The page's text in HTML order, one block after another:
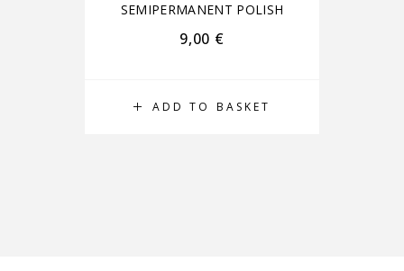
ADD TO BASKET
SEMIPERMANENT POLISH
9,00 €